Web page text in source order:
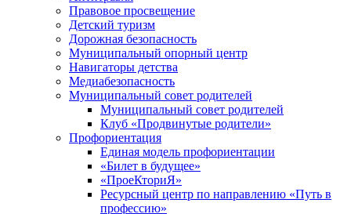
Правовое просвещение
Детский туризм
Дорожная безопасность
Муниципальный опорный центр
Навигаторы детства
Медиабезопасность
Мyниципальный совет родителей
Муниципальный совет родителей
Клуб «Продвинутые родители»
Профориентация
Единая модель профориентации
«Билет в будущее»
«ПроеКториЯ»
Ресурсный центр по направлению «Путь в
профессию»